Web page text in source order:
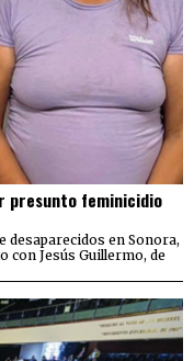
presunto feminicidio
desaparecidos en Sonora,
con Jesús Guillermo, de